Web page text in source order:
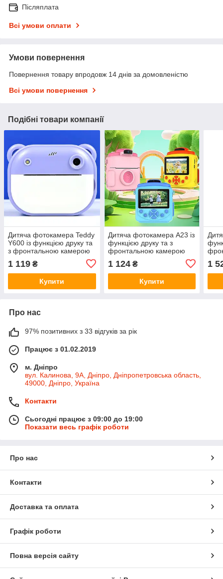
Післяплата
Всі умови оплати
Умови повернення
Повернення товару впродовж 14 днів за домовленістю
Всі умови повернення
Подібні товари компанії
Дитяча фотокамера Teddy
Y600 із функцією друку та
з фронтальною камерою
1 119 ₴
Купити
Дитяча фотокамера A23 із
функцією друку та з
фронтальною камерою
1 124₴
Купити
1
Про нас
97% позитивних з 33 відгуків за рік
Працює з 01.02.2019
м. Дніпро
вул. Калинова, 9А, Дніпро, Дніпропетровська область,
49000, Дніпро, Україна
Контакти
Сьогодні працює з 09:00 до 19:00
Показати весь графік роботи
Про нас
Контакти
Доставка та оплата
Графік роботи
Повна версія сайту